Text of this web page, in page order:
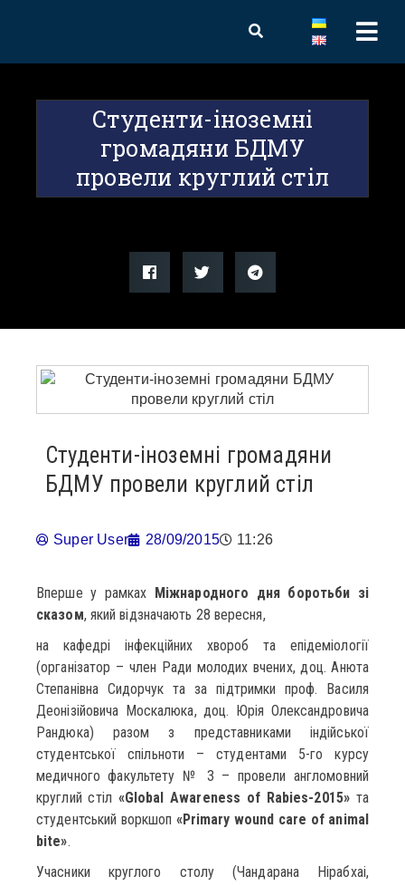
Студенти-іноземні
громадяни БДМУ
провели круглий стіл
Студенти-іноземні громадяни
БДМУ провели круглий стіл
Super User 28/09/2015 11:26
Вперше у рамках Міжнародного дня боротьби зі
сказом, який відзначають 28 вересня,
на кафедрі інфекційних хвороб та епідеміології
(організатор – член Ради молодих вчених, доц. Анюта
Степанівна Сидорчук та за підтримки проф. Василя
Деонізійовича Москалюка, доц. Юрія Олександровича
Рандюка) разом з представниками індійської
студентської спільноти – студентами 5-го курсу
медичного факультету № 3 – провели англомовний
круглий стіл «Global Awareness of Rabies-2015» та
студентський воркшоп «Primary wound care of animal
bite».
Учасники круглого столу (Чандарана Нірабхаі,